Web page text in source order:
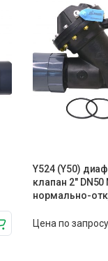
Y524 (Y50)
клапан 2″ DN50
нормально-
Цена по запросу